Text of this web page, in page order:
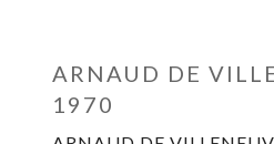
ARNAUD DE
1970